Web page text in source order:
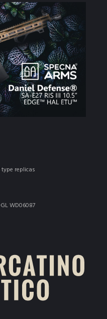
replicas
WD06087